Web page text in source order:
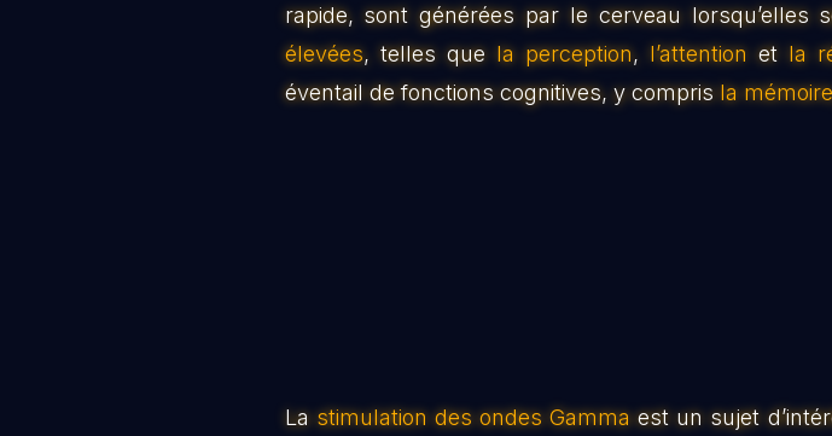
rapide, sont générées par le cerveau lorsqu’elles
élevées, telles que la perception, l’attention et la
éventail de fonctions cognitives, y compris la mémoire
La stimulation des ondes Gammaest un sujet